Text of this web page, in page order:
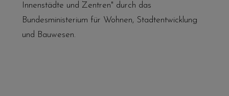
Innenstädte und Zentren" durch das
Bundesministerium für Wohnen, Stadtentwicklung
und Bauwesen.